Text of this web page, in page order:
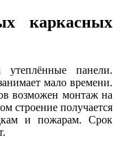
каркасных
панели.
мало времени.
возможен монтаж на
строение получается
и пожарам. Срок